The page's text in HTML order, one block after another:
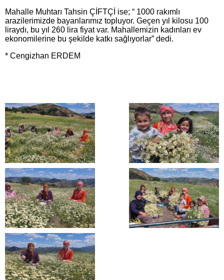
Mahalle Muhtarı Tahsin ÇİFTÇİ ise; “ 1000 rakımlı
arazilerimizde bayanlarımız topluyor. Geçen yıl kilosu 100
liraydı, bu yıl 260 lira fiyat var. Mahallemizin kadınları ev
ekonomilerine bu şekilde katkı sağlıyorlar” dedi.
* Cengizhan ERDEM